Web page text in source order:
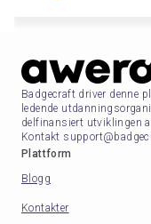
Badgecraft driver denne
ledende
delfinansiert utviklingen
Kontakt
Plattform
Blogg
Kontakter